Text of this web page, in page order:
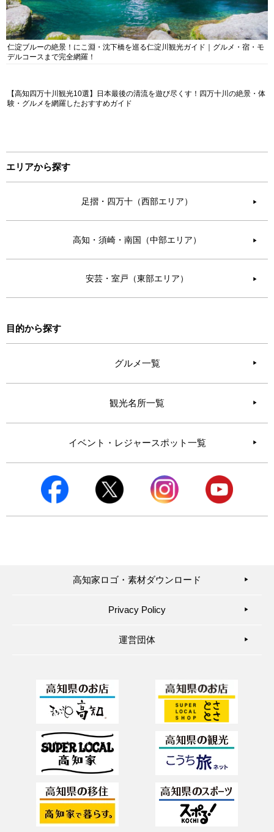
仁淀ブルーの絶景！にこ淵・沈下橋を巡る仁淀川観光ガイド｜グルメ・宿・モ
デルコースまで完全網羅！
【高知四万十川観光10選】日本最後の清流を遊び尽くす！四万十川の絶景・体
験・グルメを網羅したおすすめガイド
エリアから探す
足摺・四万十（西部エリア） ▶︎
高知・須崎・南国（中部エリア） ▶︎
安芸・室戸（東部エリア） ▶︎
目的から探す
グルメ一覧
観光名所一覧
イベント・レジャースポット一覧
高知家ロゴ・素材ダウンロード ▶︎
Privacy Policy ▶︎
運営団体 ▶︎